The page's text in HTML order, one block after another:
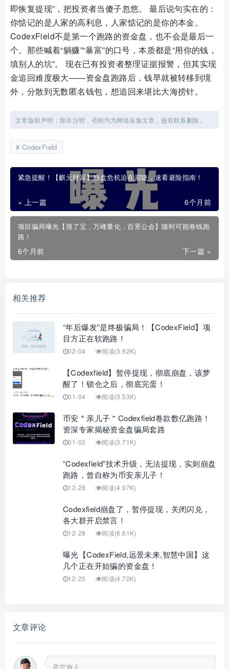
即恢复提现”，把投资者当傻子忽悠。 最后说句实在的：
你惦记的是人家的高利息，人家惦记的是你的本金。
CodexField不是第一个跑路的资金盘，也不会是最后一
个。那些喊着“躺赚”“暴富”的口号，本质都是“用你的钱，
填别人的坑”。 现在已有投资者整理证据报警，但其实现
金追回难度极大——资金盘跑路后，钱早就被转移到境
外，分散到无数匿名钱包，想追回来堪比大海捞针。
文章版权声明：除非注明，否则均为网络采集文章，侵权联系删除。
CodexField
紧急提醒！【麒元财富】崩盘危机迫在眉睫，速看避险指南！
« 上一篇 6个月前
项目骗局曝光【搜了宝，万峰量化，百景公会】随时可能卷钱跑
路！
下一篇 »
6个月前
相关推荐
“年后爆发”是终极骗局！【CodexField】项
目方正在软跑路！
02-04 阅读(3.92K)
【Codexfield】暂停提现，彻底崩盘，该梦
醒了！锁仓之后，彻底完蛋！
01-04 阅读(3.53K)
币安＂亲儿子＂Codexfield卷款数亿跑路！
资深专家揭秘资金盘骗局套路
01-02 阅读(3.71K)
“Codexfield”技术升级，无法提现，实则崩盘
跑路，曾自称为币安亲儿子！
12-28 阅读(4.97K)
Codexfield崩盘了，暂停提现，关闭闪兑，
各大群开启禁言！
12-28 阅读(6.61K)
曝光【CodexField,远景未来,智慧中国】这
几个正在开始骗的资金盘！
12-25 阅读(4.72K)
文章评论
星空旅人